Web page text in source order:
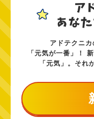
アドテクニカ
「元気が一番」！
「元気」。それ